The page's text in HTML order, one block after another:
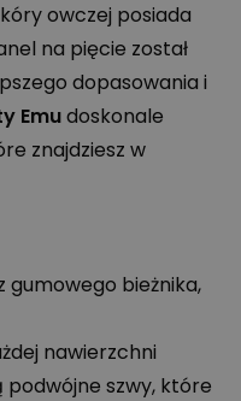
owczej posiada
na pięcie został
dopasowania i
Emudoskonale
znajdziesz w
gumowego bieżnika,
nawierzchni
szwy, które